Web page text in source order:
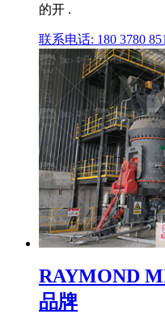
的开 .
联系电话: 180 3780
RAYMOND
品牌